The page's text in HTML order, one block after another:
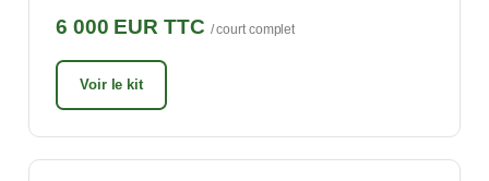
6 000 EUR TTC / court complet
Voir le kit